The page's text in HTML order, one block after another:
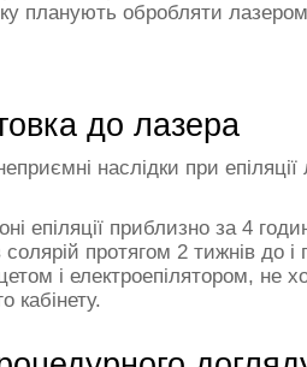
планують обробляти
до лазера
наслідки при
епіляції приблизно за 4
протягом 2 тижнів до і
і електроепілятором, не
кабінету.